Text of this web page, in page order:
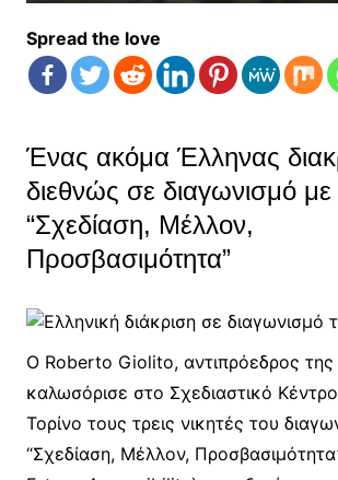
Spread the love
Ένας ακόμα Έλληνας
διεθνώς σε διαγωνισμό
“Σχεδίαση, Μέλλον,
Προσβασιμότητα”
Ο Roberto Giolito, αντιπρόεδρος
καλωσόρισε στο Σχεδιαστικό
Τορίνο τους τρεις νικητές του
“Σχεδίαση, Μέλλον,